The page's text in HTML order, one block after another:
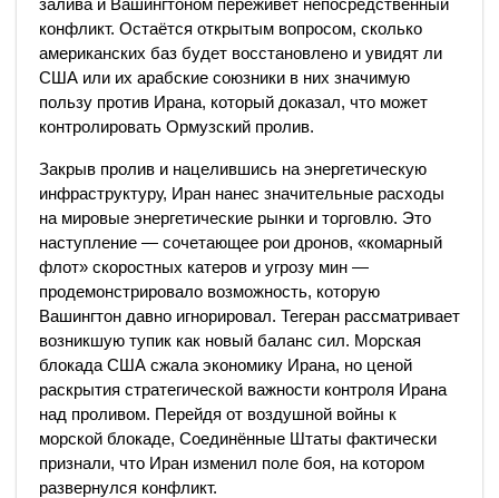
конфликт. Остаётся открытым вопросом, сколько
американских баз будет восстановлено и увидят ли
США или их арабские союзники в них значимую
пользу против Ирана, который доказал, что может
контролировать Ормузский пролив.
Закрыв пролив и нацелившись на энергетическую
инфраструктуру, Иран нанес значительные расходы
на мировые энергетические рынки и торговлю. Это
наступление — сочетающее рои дронов, «комарный
флот» скоростных катеров и угрозу мин —
продемонстрировало возможность, которую
Вашингтон давно игнорировал. Тегеран рассматривает
возникшую тупик как новый баланс сил. Морская
блокада США сжала экономику Ирана, но ценой
раскрытия стратегической важности контроля Ирана
над проливом. Перейдя от воздушной войны к
морской блокаде, Соединённые Штаты фактически
признали, что Иран изменил поле боя, на котором
развернулся конфликт.